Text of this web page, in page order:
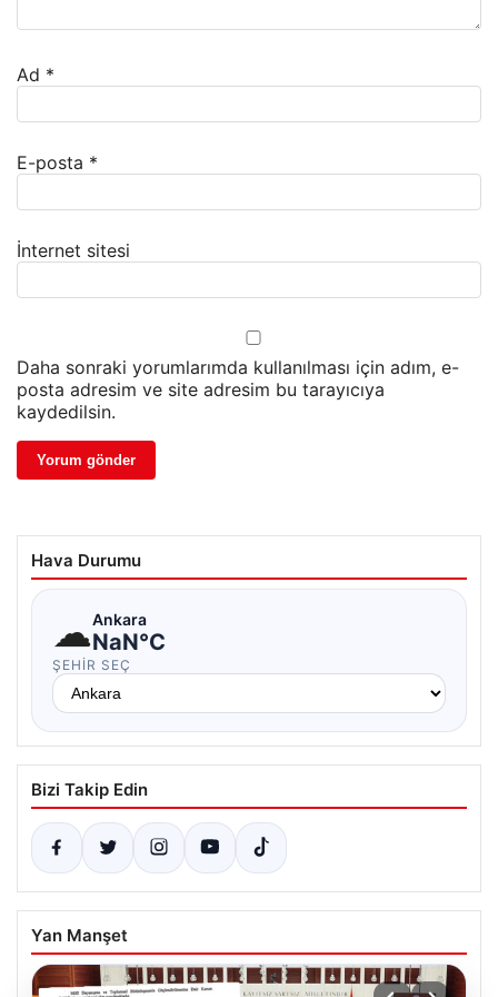
Ad *
E-posta *
İnternet sitesi
Daha sonraki yorumlarımda kullanılması için adım, e-
posta adresim ve site adresim bu tarayıcıya
kaydedilsin.
Hava Durumu
☁Ankara
NaN°C
ŞEHIR SEÇ
Bizi Takip Edin
Yan Manşet